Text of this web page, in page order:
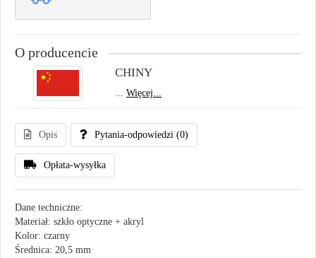
O producencie
CHINY
... Więcej...
Opis Pytania-odpowiedzi (0)
Opłata-wysyłka
Dane techniczne:
Materiał: szkło optyczne + akryl
Kolor: czarny
Średnica: 20,5 mm